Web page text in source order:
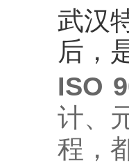
武汉
后，
ISO
计、
程，